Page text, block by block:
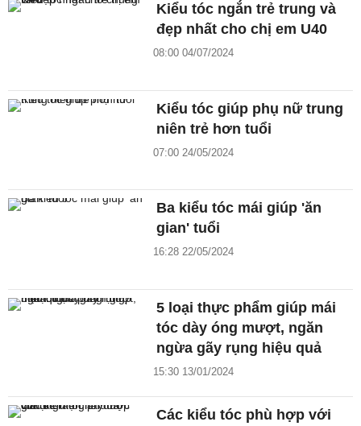
Kiểu tóc ngắn trẻ trung và
đẹp nhất cho chị em U40
08:00 04/07/2024
Kiểu tóc giúp phụ nữ trung
niên trẻ hơn tuổi
07:00 24/05/2024
Ba kiểu tóc mái giúp 'ăn
gian' tuổi
16:28 22/05/2024
5 loại thực phẩm giúp mái
tóc dày óng mượt, ngăn
ngừa gãy rụng hiệu quả
15:30 13/01/2024
Các kiểu tóc phù hợp với